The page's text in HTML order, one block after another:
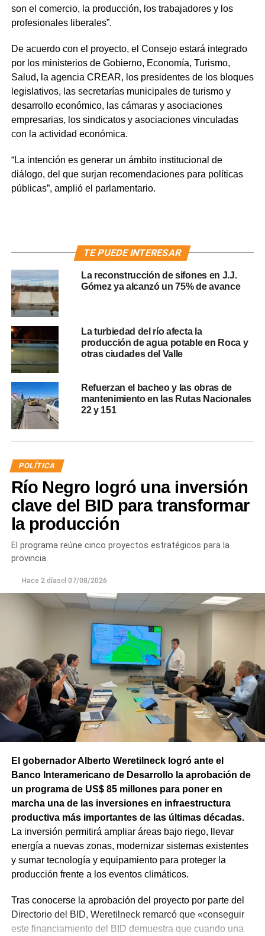
son el comercio, la producción, los trabajadores y los
profesionales liberales”.
De acuerdo con el proyecto, el Consejo estará integrado
por los ministerios de Gobierno, Economía, Turismo,
Salud, la agencia CREAR, los presidentes de los bloques
legislativos, las secretarías municipales de turismo y
desarrollo económico, las cámaras y asociaciones
empresarias, los sindicatos y asociaciones vinculadas
con la actividad económica.
“La intención es generar un ámbito institucional de
diálogo, del que surjan recomendaciones para políticas
públicas”, amplió el parlamentario.
TE PUEDE INTERESAR
La reconstrucción de sifones en J.J.
Gómez ya alcanzó un 75% de avance
La turbiedad del río afecta la
producción de agua potable en Roca y
otras ciudades del Valle
Refuerzan el bacheo y las obras de
mantenimiento en las Rutas Nacionales
22 y 151
POLÍTICA
Río Negro logró una inversión
clave del BID para transformar
la producción
El programa reúne cinco proyectos estratégicos para la
provincia.
Hace 2 díasel 07/08/2026
El gobernador Alberto Weretilneck logró ante el
Banco Interamericano de Desarrollo la aprobación de
un programa de US$ 85 millones para poner en
marcha una de las inversiones en infraestructura
productiva más importantes de las últimas décadas.
La inversión permitirá ampliar áreas bajo riego, llevar
energía a nuevas zonas, modernizar sistemas existentes
y sumar tecnología y equipamiento para proteger la
producción frente a los eventos climáticos.
Tras conocerse la aprobación del proyecto por parte del
Directorio del BID, Weretilneck remarcó que «conseguir
este financiamiento del BID demuestra que cuando una